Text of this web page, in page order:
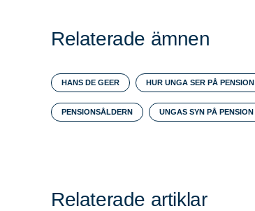
Relaterade ämnen
HANS DE GEER HUR UNGA SER PÅ PENSION
PENSIONSÅLDERN UNGAS SYN PÅ PENSION
Relaterade artiklar